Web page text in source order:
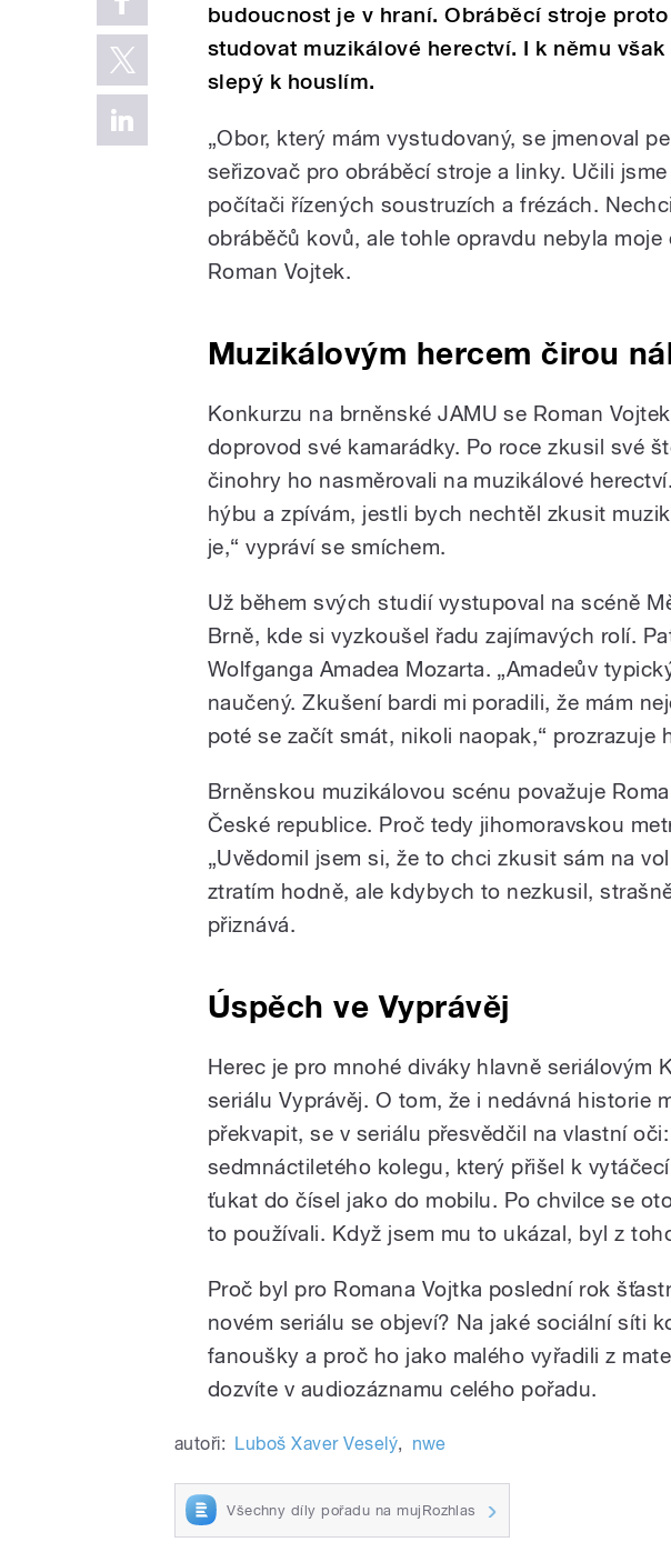
budoucnost je v hraní. Obráběcí stroje
studovat muzikálové herectví. I k němu
slepý k houslím.
„Obor, který mám vystudovaný, se jmenoval
seřizovač pro obráběcí stroje a linky. Učili
počítači řízených soustruzích a frézách.
obráběčů kovů, ale tohle opravdu nebyla moje
Roman Vojtek.
Muzikálovým hercem čirou
Konkurzu na brněnské JAMU se Roman
doprovod své kamarádky. Po roce zkusil své
činohry ho nasměrovali na muzikálové
hýbu a zpívám, jestli bych nechtěl zkusit
je,“ vypráví se smíchem.
Už během svých studií vystupoval na scéně
Brně, kde si vyzkoušel řadu zajímavých rolí.
Wolfganga Amadea Mozarta. „Amadeův
naučený. Zkušení bardi mi poradili, že mám
poté se začít smát, nikoli naopak,“ prozrazuje
Brněnskou muzikálovou scénu považuje
České republice. Proč tedy jihomoravskou
„Uvědomil jsem si, že to chci zkusit sám na
ztratím hodně, ale kdybych to nezkusil,
přiznává.
Úspěch ve Vyprávěj
Herec je pro mnohé diváky hlavně seriálovým
seriálu Vyprávěj. O tom, že i nedávná historie
překvapit, se v seriálu přesvědčil na vlastní
sedmnáctiletého kolegu, který přišel k
ťukat do čísel jako do mobilu. Po chvilce se
to používali. Když jsem mu to ukázal, byl z
Proč byl pro Romana Vojtka poslední rok
novém seriálu se objeví? Na jaké sociální síti
fanoušky a proč ho jako malého vyřadili z
dozvíte v audiozáznamu celého pořadu.
autoři: Luboš Xaver Veselý, nwe
Všechny díly pořadu na mujRozhlas